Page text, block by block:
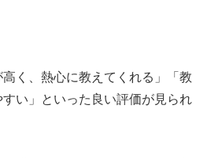
高く、熱心に教えてくれる」「教
い」といった良い評価が見られ